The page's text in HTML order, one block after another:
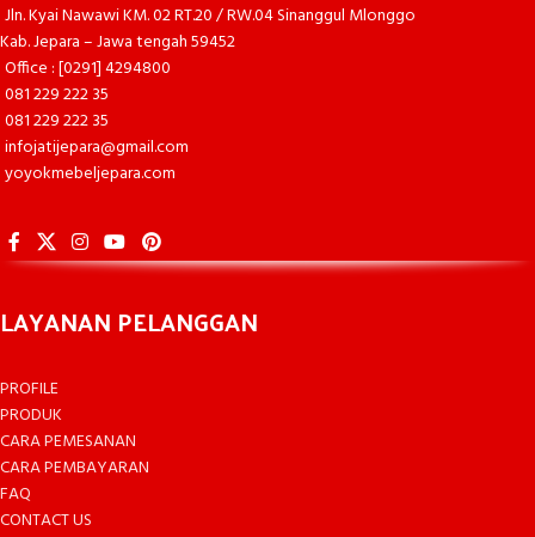
Jln. Kyai Nawawi KM. 02 RT.20 / RW.04 Sinanggul Mlonggo
Kab. Jepara – Jawa tengah 59452
Office : [0291] 4294800
081 229 222 35
081 229 222 35
infojatijepara@gmail.com
yoyokmebeljepara.com
LAYANAN PELANGGAN
PROFILE
PRODUK
CARA PEMESANAN
CARA PEMBAYARAN
FAQ
CONTACT US